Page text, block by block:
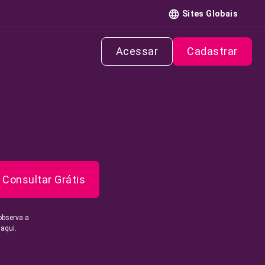
Sites Globais
Acessar Cadastrar
Consultar Grátis
a